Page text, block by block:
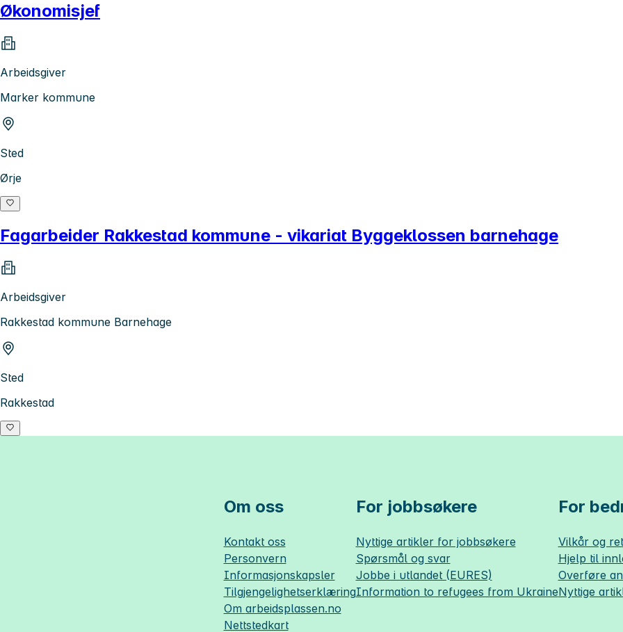
Økonomisjef
Arbeidsgiver
Marker kommune
Sted
Ørje
Fagarbeider Rakkestad kommune - vikariat Byggeklossen barnehage
Arbeidsgiver
Rakkestad kommune Barnehage
Sted
Rakkestad
Om oss
Kontakt oss
Personvern
Informasjonskapsler
Tilgjengelighetserklæring
Om arbeidsplassen.no
Nettstedkart
For jobbsøkere
Nyttige artikler for jobbsøkere
Spørsmål og svar
Jobbe i utlandet (EURES)
Information to refugees from Ukraine
For
Vilkår og
Hjelp til
Overføre
Nyttige